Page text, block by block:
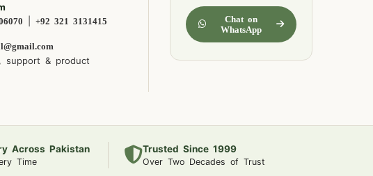
|+92 321 3131415
support & product
Chat on
WhatsApp
Across Pakistan
Time
Trusted Since 1999
Over Two Decades of Trust